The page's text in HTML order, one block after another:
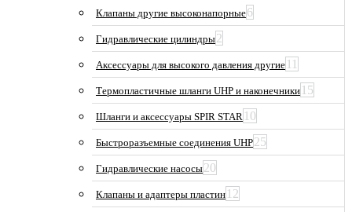
Клапаны другие высоконапорные6
Гидравлические цилиндры2
Аксессуары для высокого давления другие 11
Термопластичные шланги UHP и наконечники 15
Шланги и аксессуары SPIR STAR 10
Быстроразъемные соединения UHP25
Гидравлические насосы20
Клапаны и адаптеры пластин 12